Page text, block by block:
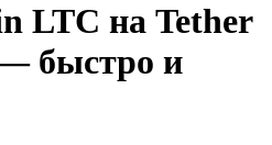
LTC на Tether
быстро и